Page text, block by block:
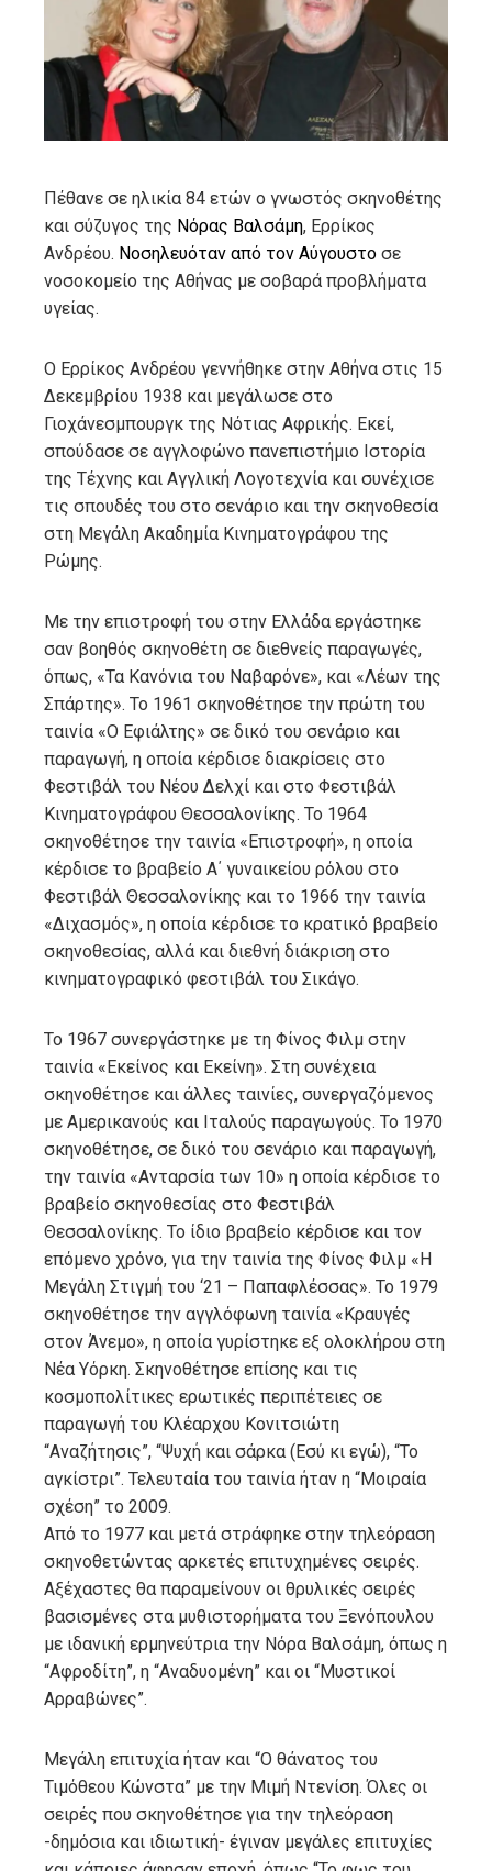
Πέθανε σε ηλικία 84 ετών ο γνωστός σκηνοθέτης
και σύζυγος της Νόρας Βαλσάμη, Ερρίκος
Ανδρέου. Νοσηλευόταν από τον Αύγουστο σε
νοσοκομείο της Αθήνας με σοβαρά προβλήματα
υγείας.
Ο Ερρίκος Ανδρέου γεννήθηκε στην Αθήνα στις 15
Δεκεμβρίου 1938 και μεγάλωσε στο
Γιοχάνεσμπουργκ της Nότιας Aφρικής. Εκεί,
σπούδασε σε αγγλοφώνο πανεπιστήμιο Ιστορία
της Τέχνης και Αγγλική Λογοτεχνία και συνέχισε
τις σπουδές του στο σενάριο και την σκηνοθεσία
στη Μεγάλη Ακαδημία Κινηματογράφου της
Ρώμης.
Με την επιστροφή του στην Ελλάδα εργάστηκε
σαν βοηθός σκηνοθέτη σε διεθνείς παραγωγές,
όπως, «Τα Κανόνια του Ναβαρόνε», και «Λέων της
Σπάρτης». Το 1961 σκηνοθέτησε την πρώτη του
ταινία «Ο Εφιάλτης» σε δικό του σενάριο και
παραγωγή, η οποία κέρδισε διακρίσεις στο
Φεστιβάλ του Νέου Δελχί και στο Φεστιβάλ
Κινηματογράφου Θεσσαλονίκης. Το 1964
σκηνοθέτησε την ταινία «Επιστροφή», η οποία
κέρδισε το βραβείο Α΄ γυναικείου ρόλου στο
Φεστιβάλ Θεσσαλονίκης και το 1966 την ταινία
«Διχασμός», η οποία κέρδισε το κρατικό βραβείο
σκηνοθεσίας, αλλά και διεθνή διάκριση στο
κινηματογραφικό φεστιβάλ του Σικάγο.
Το 1967 συνεργάστηκε με τη Φίνος Φιλμ στην
ταινία «Εκείνος και Εκείνη». Στη συνέχεια
σκηνοθέτησε και άλλες ταινίες, συνεργαζόμενος
με Αμερικανούς και Ιταλούς παραγωγούς. Το 1970
σκηνοθέτησε, σε δικό του σενάριο και παραγωγή,
την ταινία «Ανταρσία των 10» η οποία κέρδισε το
βραβείο σκηνοθεσίας στο Φεστιβάλ
Θεσσαλονίκης. Το ίδιο βραβείο κέρδισε και τον
επόμενο χρόνο, για την ταινία της Φίνος Φιλμ «Η
Μεγάλη Στιγμή του ‘21 – Παπαφλέσσας». Το 1979
σκηνοθέτησε την αγγλόφωνη ταινία «Κραυγές
στον Άνεμο», η οποία γυρίστηκε εξ ολοκλήρου στη
Νέα Υόρκη. Σκηνοθέτησε επίσης και τις
κοσμοπολίτικες ερωτικές περιπέτειες σε
παραγωγή του Κλέαρχου Κονιτσιώτη
“Αναζήτησις”, “Ψυχή και σάρκα (Εσύ κι εγώ), “Το
αγκίστρι”. Τελευταία του ταινία ήταν η “Μοιραία
σχέση” το 2009.
Από το 1977 και μετά στράφηκε στην τηλεόραση
σκηνοθετώντας αρκετές επιτυχημένες σειρές.
Αξέχαστες θα παραμείνουν οι θρυλικές σειρές
βασισμένες στα μυθιστορήματα του Ξενόπουλου
με ιδανική ερμηνεύτρια την Νόρα Βαλσάμη, όπως η
“Αφροδίτη”, η “Αναδυομένη” και οι “Μυστικοί
Αρραβώνες”.
Μεγάλη επιτυχία ήταν και “Ο θάνατος του
Τιμόθεου Κώνστα” με την Μιμή Ντενίση. Όλες οι
σειρές που σκηνοθέτησε για την τηλεόραση
-δημόσια και ιδιωτική- έγιναν μεγάλες επιτυχίες